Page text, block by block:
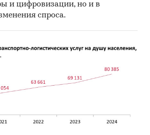
и цифровизации, но и в
спроса.